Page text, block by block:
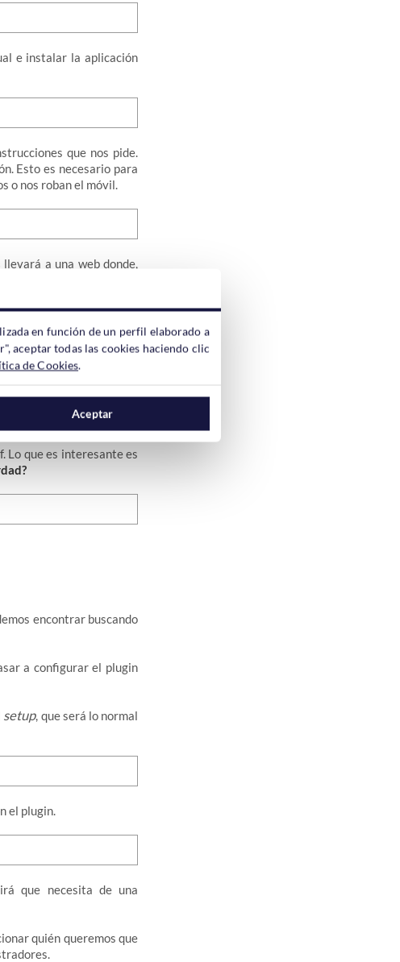
e instalar la aplicación
que nos pide.
Esto es necesario para
o nos roban el móvil.
a una web donde,
código QR dinámico.
de arriba a abajo. Lo
superpongan.
Lo que es interesante es
encontrar buscando
a configurar el plugin
setup, que será lo normal
el plugin.
que necesita de una
quién queremos que
en función de un perfil elaborado a
aceptar todas las cookies haciendo clic
de Cookies.
Aceptar